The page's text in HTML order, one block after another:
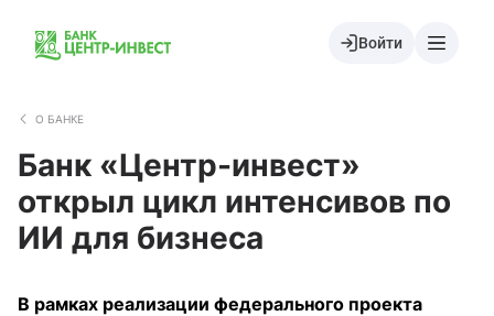
Войти
О БАНКЕ
Банк «Центр-инвест»
открыл цикл интенсивов по
ИИ для бизнеса
В рамках реализации федерального проекта